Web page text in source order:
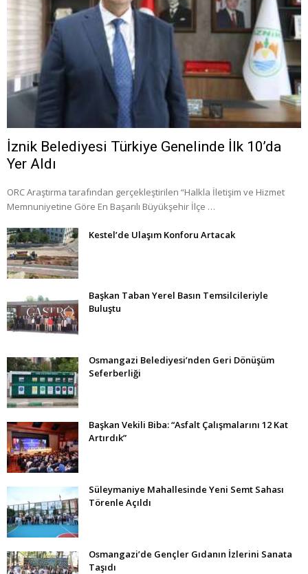
İznik Belediyesi Türkiye Genelinde İlk 10’da
Yer Aldı
ORC Araştırma tarafından gerçekleştirilen “Halkla İletişim ve Hizmet
Memnuniyetine Göre En Başarılı Büyükşehir İlçe …
Kestel’de Ulaşım Konforu Artacak
Başkan Taban Yerel Basın Temsilcileriyle
Buluştu
Osmangazi Belediyesi’nden Geri Dönüşüm
Seferberliği
Başkan Vekili Biba: “Asfalt Çalışmalarını 12 Kat
Artırdık”
Süleymaniye Mahallesinde Yeni Semt Sahası
Törenle Açıldı
Osmangazi’de Gençler Gıdanın İzlerini Sanata
Taşıdı